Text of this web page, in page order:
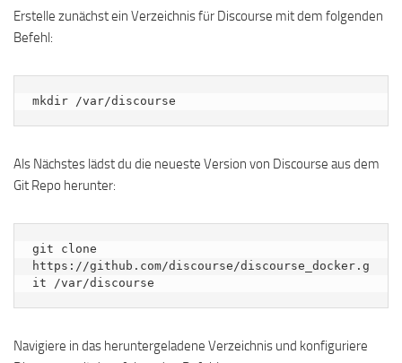
Erstelle zunächst ein Verzeichnis für Discourse mit dem folgenden
Befehl:
mkdir /var/discourse
Als Nächstes lädst du die neueste Version von Discourse aus dem
Git Repo herunter:
git clone
https://github.com/discourse/discourse_docker.g
it /var/discourse
Navigiere in das heruntergeladene Verzeichnis und konfiguriere